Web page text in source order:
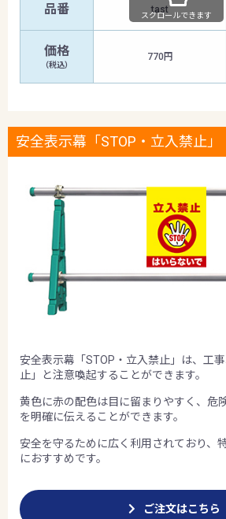
品番 tast
価格
（税込）
770円
スクロールできます
安全表示幕「STOP・立入禁止」
安全表示幕「STOP・立入禁止」は、工
止」と注意喚起することができます。
黄色に赤の配色は目に留まりやすく、危
を明確に伝えることができます。
安全を守るために広く利用されており、
におすすめです。
ご注文はこちら